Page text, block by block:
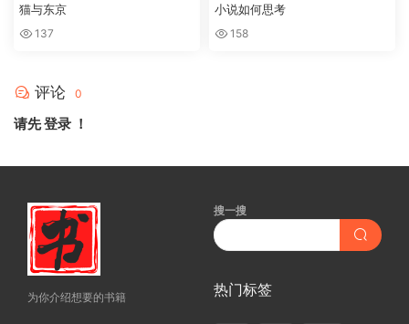
猫与东京
137
小说如何思考
158
评论 0
请先登录 ！
为你介绍想要的书籍
搜一搜
热门标签